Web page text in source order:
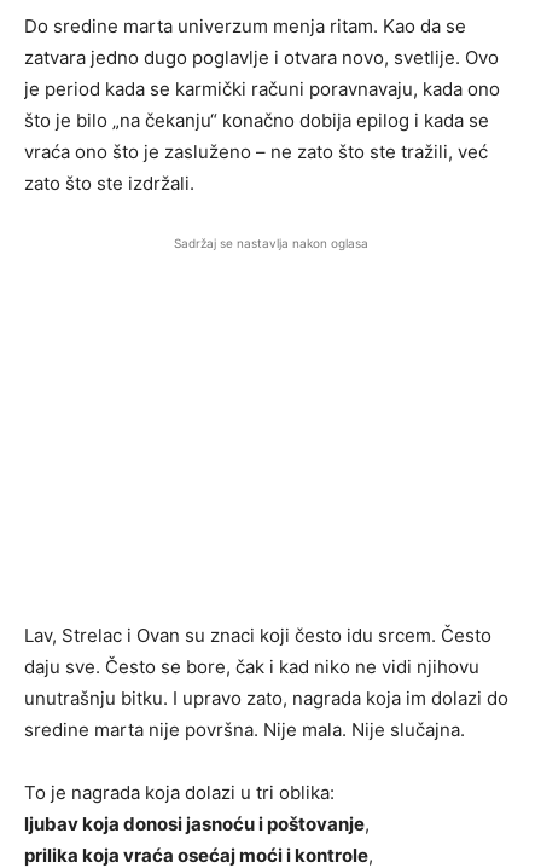
Do sredine marta univerzum menja ritam. Kao da se
zatvara jedno dugo poglavlje i otvara novo, svetlije. Ovo
je period kada se karmički računi poravnavaju, kada ono
što je bilo „na čekanju“ konačno dobija epilog i kada se
vraća ono što je zasluženo – ne zato što ste tražili, već
zato što ste izdržali.
Sadržaj se nastavlja nakon oglasa
Lav, Strelac i Ovan su znaci koji često idu srcem. Često
daju sve. Često se bore, čak i kad niko ne vidi njihovu
unutrašnju bitku. I upravo zato, nagrada koja im dolazi do
sredine marta nije površna. Nije mala. Nije slučajna.
To je nagrada koja dolazi u tri oblika:
ljubav koja donosi jasnoću i poštovanje,
prilika koja vraća osećaj moći i kontrole,